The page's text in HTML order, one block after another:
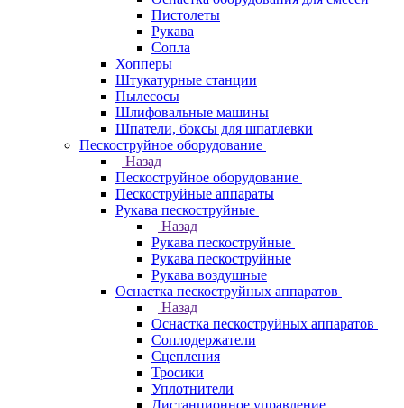
Пистолеты
Рукава
Сопла
Хопперы
Штукатурные станции
Пылесосы
Шлифовальные машины
Шпатели, боксы для шпатлевки
Пескоструйное оборудование
Назад
Пескоструйное оборудование
Пескоструйные аппараты
Рукава пескоструйные
Назад
Рукава пескоструйные
Рукава пескоструйные
Рукава воздушные
Оснастка пескоструйных аппаратов
Назад
Оснастка пескоструйных аппаратов
Соплодержатели
Сцепления
Тросики
Уплотнители
Дистанционное управление